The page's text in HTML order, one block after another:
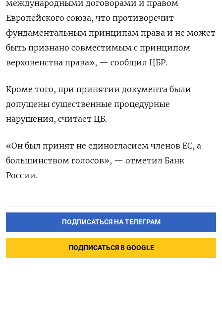
международными договорами и правом
Европейского союза, что противоречит
фундаментальным принципам ‌права и не может
быть признано совместимым с принципом
верховенства ‌права», — сообщил ЦБР.
Кроме того, при принятии документа были
допущены существенные процедурные
нарушения, ​считает ЦБ.
«Он был принят не единогласием членов ЕС, ‌а
большинством голосов», — отметил Банк
России.
ПОДПИСАТЬСЯ НА ТЕЛЕГРАМ
ПОДПИСАТЬСЯ В GOOGLE